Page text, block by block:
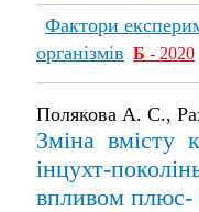
Фактори
організмів Б - 2020
Полякова А. С.,
Зміна вмісту
інцухт-
впливом плюс-